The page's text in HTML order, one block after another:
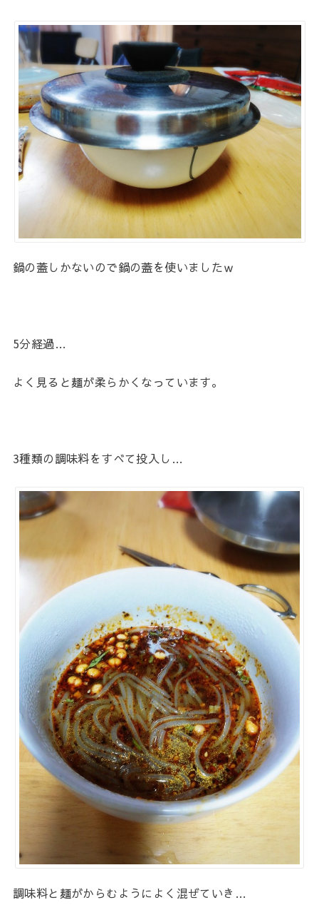
鍋の蓋しかないので鍋の蓋を使いましたｗ
5分経過…
よく見ると麺が柔らかくなっています。
3種類の調味料をすべて投入し…
調味料と麺がからむようによく混ぜていき…